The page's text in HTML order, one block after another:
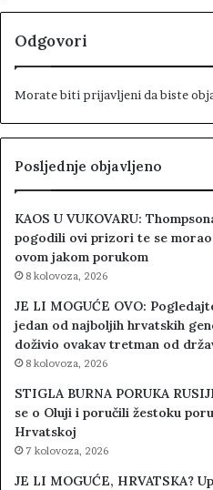
Odgovori
Morate biti prijavljeni da biste
Posljednje objavljeno
KAOS U VUKOVARU:
pogodili ovi prizori te se
ovom jakom porukom
8 kolovoza, 2026
JE LI MOGUĆE OVO:
jedan od najboljih hrvatskih
doživio ovakav tretman od
8 kolovoza, 2026
STIGLA BURNA PORUKA
se o Oluji i poručili žestoku
Hrvatskoj
7 kolovoza, 2026
JE LI MOGUĆE, HRVATSKA?